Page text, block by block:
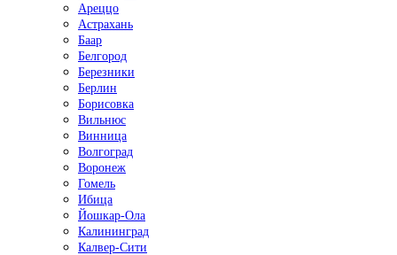
Ареццо
Астрахань
Баар
Белгород
Березники
Берлин
Борисовка
Вильнюс
Винница
Волгоград
Воронеж
Гомель
Ибица
Йошкар-Ола
Калининград
Калвер-Сити